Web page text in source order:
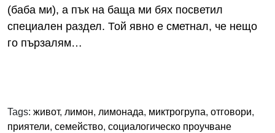
(баба ми), а пък на баща ми бях посветил
специален раздел. Той явно е сметнал, че нещо
го пързалям…
Tags: живот, лимон, лимонада, миктрогрупа, отговори,
приятели, семейство, социалогическо проучване